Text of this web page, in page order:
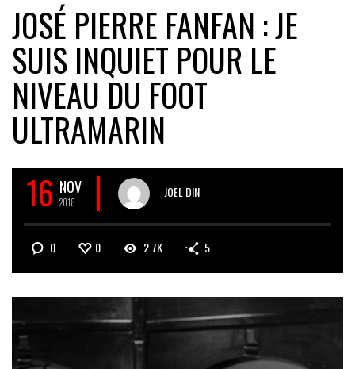
JOSÉ PIERRE FANFAN : JE
SUIS INQUIET POUR LE
NIVEAU DU FOOT
ULTRAMARIN
16 NOV
2018
JOËL DIN
0 0 2.7K 5